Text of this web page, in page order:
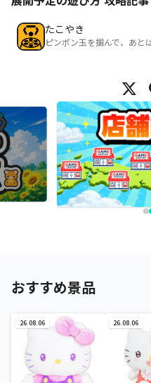
たこやき
ピンポン玉を掴んで、あと
おすすめ景品
26.08.06 26.08.06